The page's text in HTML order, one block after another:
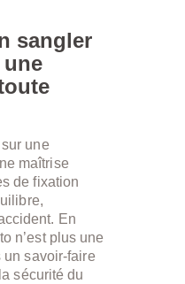
sangler
une
maîtrise
de fixation
En
n’est plus une
un savoir-faire
sécurité du